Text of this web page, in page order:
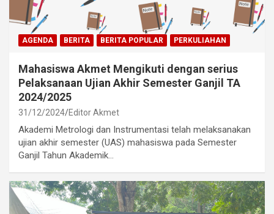
AGENDA BERITA BERITA POPULAR PERKULIAHAN
Mahasiswa Akmet Mengikuti dengan serius
Pelaksanaan Ujian Akhir Semester Ganjil TA
2024/2025
31/12/2024 Editor Akmet
Akademi Metrologi dan Instrumentasi telah melaksanakan
ujian akhir semester (UAS) mahasiswa pada Semester
Ganjil Tahun Akademik…